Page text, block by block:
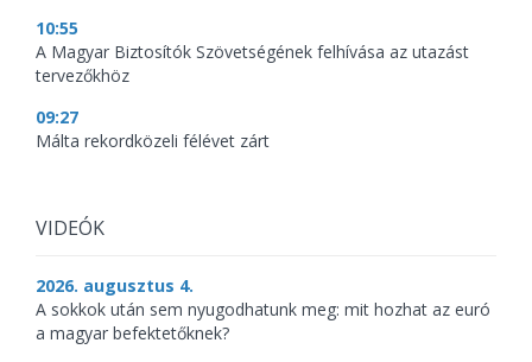
10:55
A Magyar Biztosítók Szövetségének felhívása az utazást
tervezőkhöz
09:27
Málta rekordközeli félévet zárt
VIDEÓK
2026. augusztus 4.
A sokkok után sem nyugodhatunk meg: mit hozhat az euró
a magyar befektetőknek?